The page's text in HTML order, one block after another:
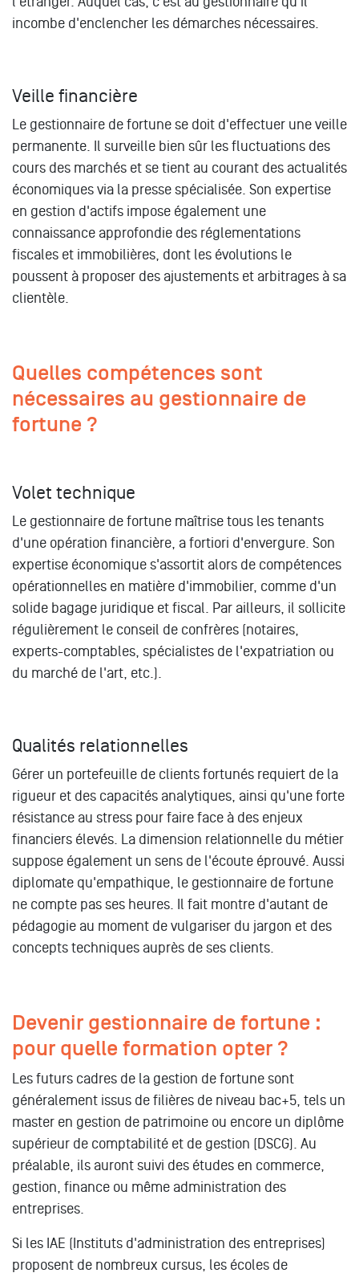
incombe d'enclencher les démarches nécessaires.
Veille financière
Le gestionnaire de fortune se doit d'effectuer une veille
permanente. Il surveille bien sûr les fluctuations des
cours des marchés et se tient au courant des actualités
économiques via la presse spécialisée. Son expertise
en gestion d'actifs impose également une
connaissance approfondie des réglementations
fiscales et immobilières, dont les évolutions le
poussent à proposer des ajustements et arbitrages à sa
clientèle.
Quelles compétences sont
nécessaires au gestionnaire de
fortune ?
Volet technique
Le gestionnaire de fortune maîtrise tous les tenants
d'une opération financière, a fortiori d'envergure. Son
expertise économique s'assortit alors de compétences
opérationnelles en matière d'immobilier, comme d'un
solide bagage juridique et fiscal. Par ailleurs, il sollicite
régulièrement le conseil de confrères (notaires,
experts-comptables, spécialistes de l'expatriation ou
du marché de l'art, etc.).
Qualités relationnelles
Gérer un portefeuille de clients fortunés requiert de la
rigueur et des capacités analytiques, ainsi qu'une forte
résistance au stress pour faire face à des enjeux
financiers élevés. La dimension relationnelle du métier
suppose également un sens de l'écoute éprouvé. Aussi
diplomate qu'empathique, le gestionnaire de fortune
ne compte pas ses heures. Il fait montre d'autant de
pédagogie au moment de vulgariser du jargon et des
concepts techniques auprès de ses clients.
Devenir gestionnaire de fortune :
pour quelle formation opter ?
Les futurs cadres de la gestion de fortune sont
généralement issus de filières de niveau bac+5, tels un
master en gestion de patrimoine ou encore un diplôme
supérieur de comptabilité et de gestion (DSCG). Au
préalable, ils auront suivi des études en commerce,
gestion, finance ou même administration des
entreprises.
Si les IAE (Instituts d'administration des entreprises)
proposent de nombreux cursus, les écoles de